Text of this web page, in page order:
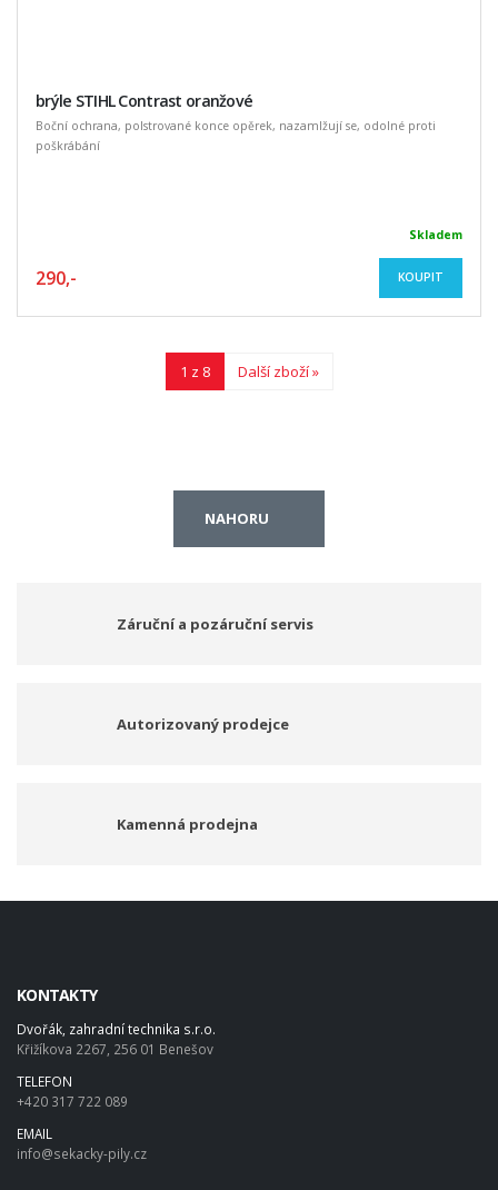
brýle STIHL Contrast oranžové
Boční ochrana, polstrované konce opěrek, nazamlžují se, odolné proti
poškrábání
Skladem
290,- KOUPIT
1 z 8 Další zboží »
NAHORU
Záruční a pozáruční servis
Autorizovaný prodejce
Kamenná prodejna
KONTAKTY
Dvořák, zahradní technika s.r.o.
Křižíkova 2267, 256 01 Benešov
TELEFON
+420 317 722 089
EMAIL
info@sekacky-pily.cz